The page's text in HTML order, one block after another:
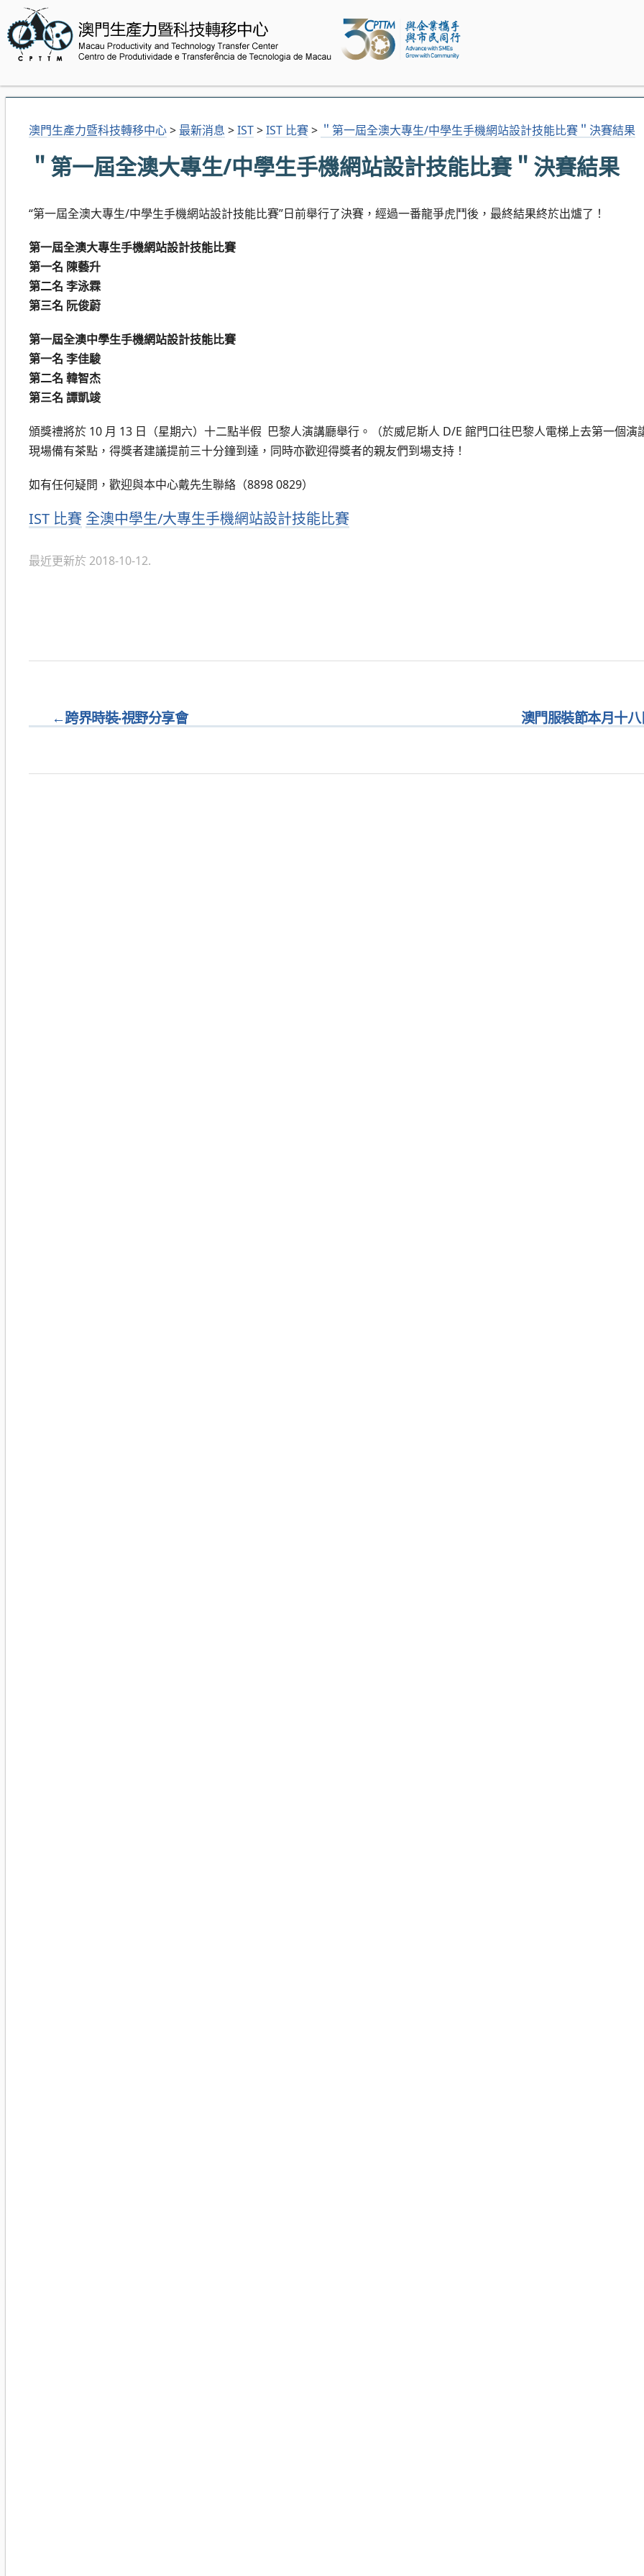
澳門生產力暨科技轉移中心> 最新消息 >IST>IST 比賽> ＂第一屆全澳大專生/中學生手機網站設計技能比賽＂決賽結果
＂第一屆全澳大專生/中學生手機網站設計技能比賽＂決賽結果
“第一屆全澳大專生/中學生手機網站設計技能比賽”日前舉行了決賽，經過一番龍爭虎鬥後，最終結果終於出爐了！
第一屆全澳大專生手機網站設計技能比賽
第一名 陳藝升
第二名 李泳霖
第三名 阮俊蔚
第一屆全澳中學生手機網站設計技能比賽
第一名 李佳駿
第二名 韓智杰
第三名 譚凱竣
頒獎禮將於 10 月 13 日（星期六）十二點半假 巴黎人演講廳舉行。（於威尼斯人 D/E 館門口往巴黎人電梯上去第一個演
現場備有茶點，得獎者建議提前三十分鐘到達，同時亦歡迎得獎者的親友們到場支持！
如有任何疑問，歡迎與本中心戴先生聯絡（8898 0829）
分
IST 比賽 全澳中學生/大專生手機網站設計技能比賽
最近更新於 2018-10-12.
←跨界時裝‧視野分享會 澳門服裝節本月十